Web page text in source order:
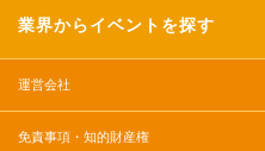
業界からイベントを探す
運営会社
免責事項・知的財産権